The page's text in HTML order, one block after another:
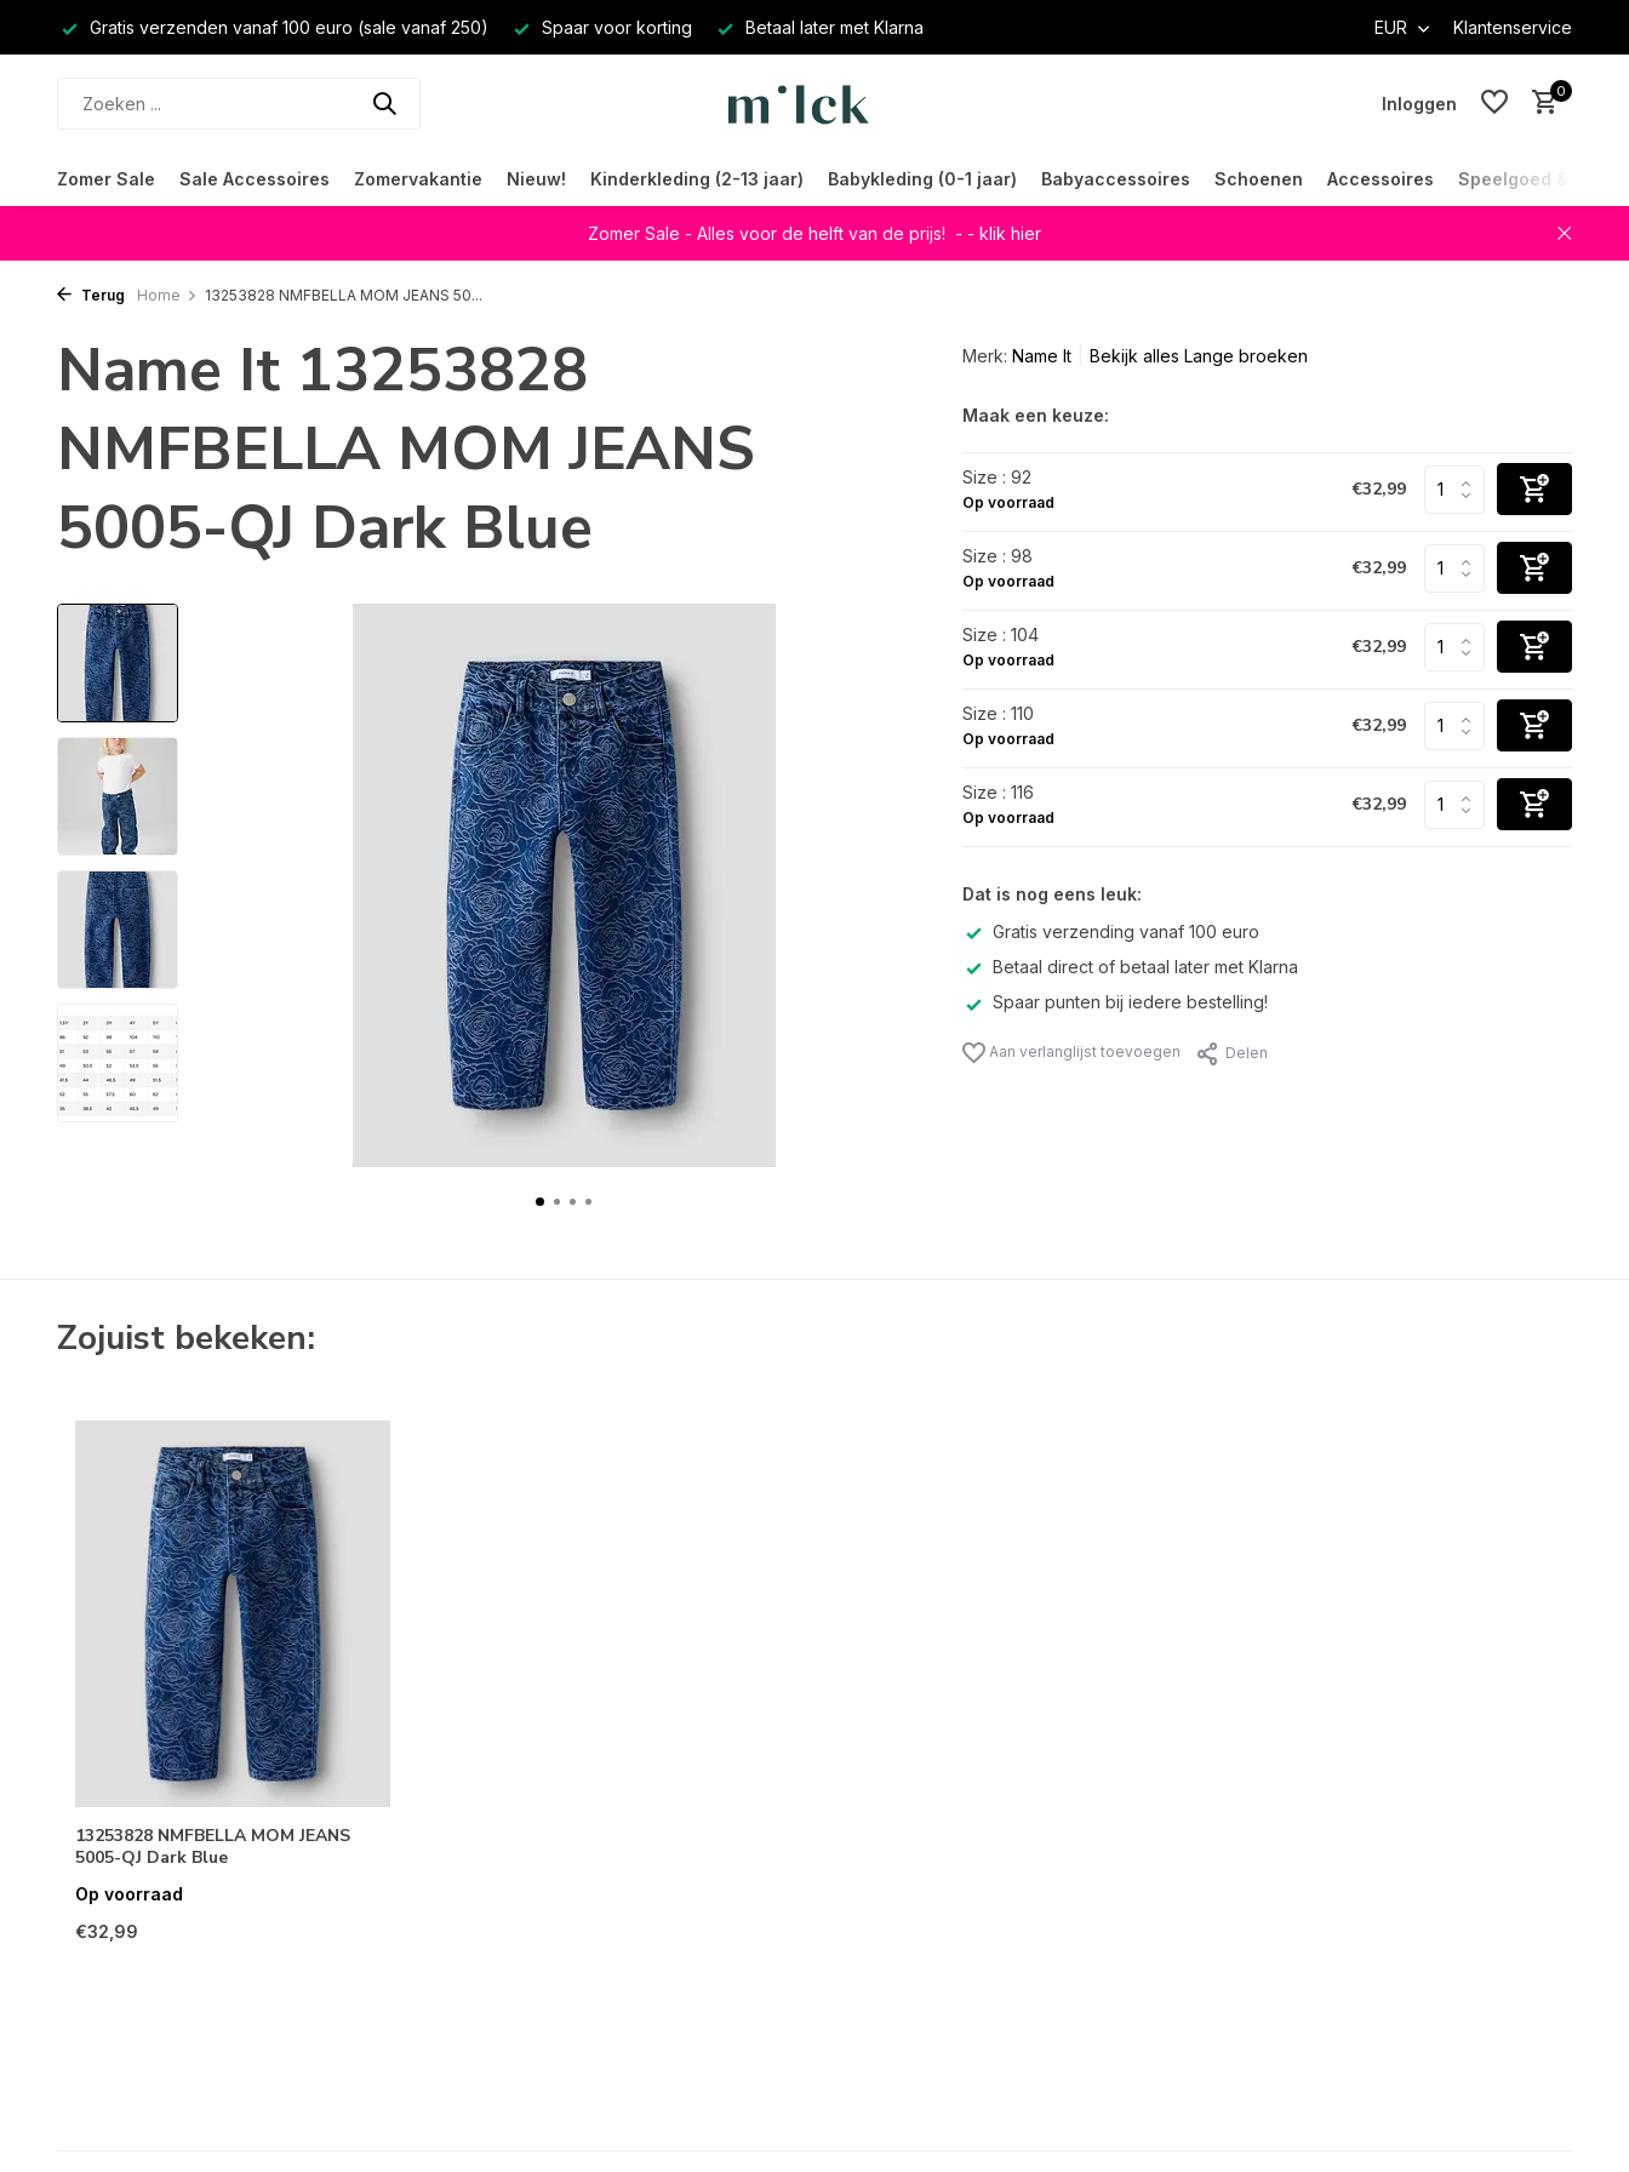
Gratis verzenden vanaf 100 euro (sale vanaf 250) Spaar voor korting Betaal later met Klarna EUR Klantenservice
Inloggen
0
Zomer Sale Sale Accessoires Zomervakantie Nieuw! Kinderkleding (2-13 jaar) Babykleding (0-1 jaar) Babyaccessoires Schoenen Accessoires Speelgoed &
Zomer Sale - Alles voor de helft van de prijs! - - klik hier
Terug Home 13253828 NMFBELLA MOM JEANS 50...
Name It 13253828
NMFBELLA MOM JEANS
5005-QJ Dark Blue
Merk: Name It Bekijk alles Lange broeken
Maak een keuze:
Size : 92
Op voorraad
€32,99
Size : 98
Op voorraad
€32,99
Size : 104
Op voorraad
€32,99
Size : 110
Op voorraad
€32,99
Size : 116
Op voorraad
€32,99
Dat is nog eens leuk:
Gratis verzending vanaf 100 euro
Betaal direct of betaal later met Klarna
Spaar punten bij iedere bestelling!
Aan verlanglijst toevoegen Delen
Zojuist bekeken:
13253828 NMFBELLA MOM JEANS
5005-QJ Dark Blue
Op voorraad
€32,99